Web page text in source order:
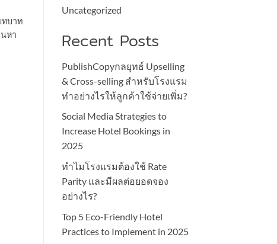
ทบาท
หา
Uncategorized
Recent Posts
PublishCopyกลยุทธ์ Upselling
& Cross-selling สำหรับโรงแรม
ทำอย่างไรให้ลูกค้าใช้จ่ายเพิ่ม?
Social Media Strategies to
Increase Hotel Bookings in
2025
ทำไมโรงแรมต้องใช้ Rate
Parity และมีผลต่อยอดจอง
อย่างไร?
Top 5 Eco-Friendly Hotel
Practices to Implement in 2025